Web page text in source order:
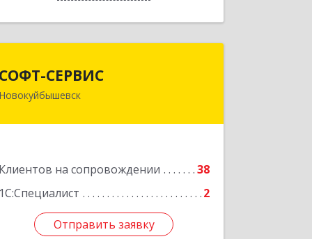
СОФТ-СЕРВИС
Новокуйбышевск
Клиентов на сопровождении
38
1С:Специалист
2
Отправить заявку
Подробнее
Отправить заявку